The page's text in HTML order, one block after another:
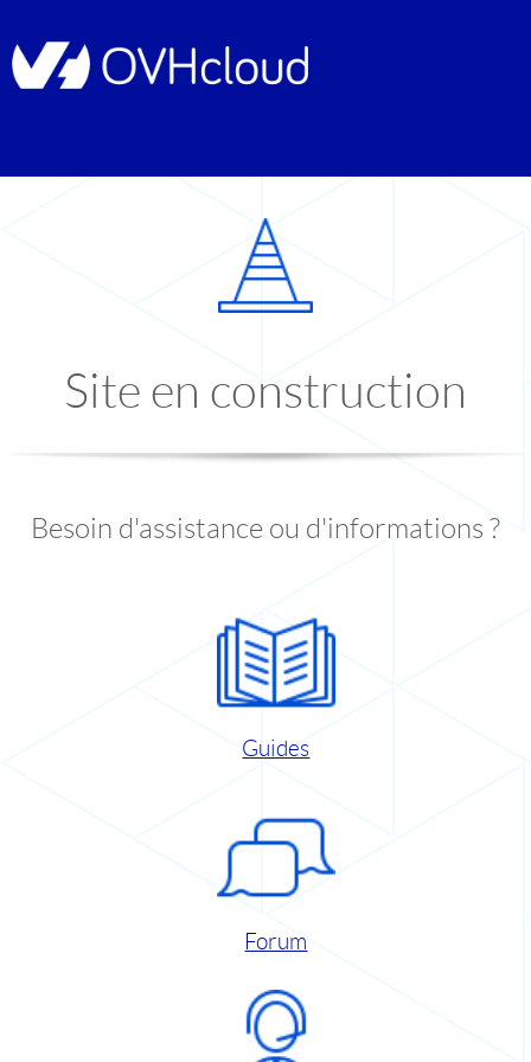
Site en construction
Besoin d'assistance ou d'informations ?
Guides
Forum